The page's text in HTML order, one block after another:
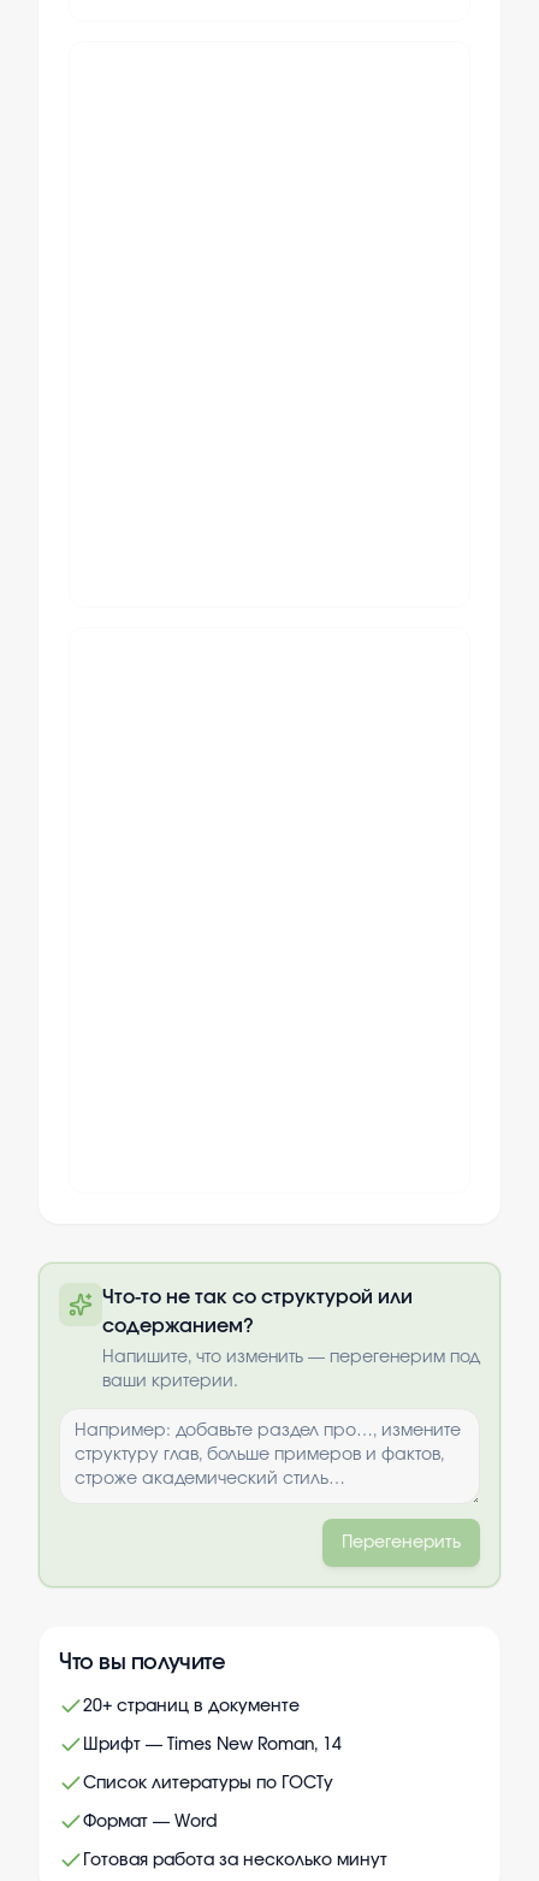
оплаты
Что-то не так со структурой или
содержанием?
Напишите, что изменить — перегенерим под
ваши критерии.
Перегенерить
Что вы получите
20+ страниц в документе
Шрифт — Times New Roman, 14
Список литературы по ГОСТу
Формат — Word
Готовая работа за несколько минут